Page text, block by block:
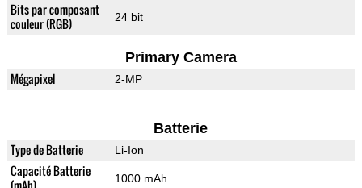
Bits par composant
couleur (RGB)
24 bit
Primary Camera
Mégapixel 2-MP
Batterie
Type de Batterie Li-Ion
Capacité Batterie
1000 mAh